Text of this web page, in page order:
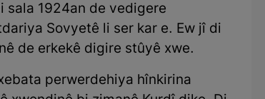
sala 1924an de vedigere
Sovyetê li ser kar e. Ew jî di
de erkekê digire stûyê xwe.
perwerdehiya hînkirina